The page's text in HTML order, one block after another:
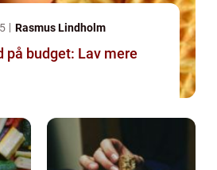
Rasmus Lindholm
på budget: Lav mere